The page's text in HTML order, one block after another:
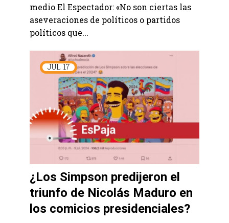
medio El Espectador: «No son ciertas las
aseveraciones de políticos o partidos
políticos que...
JUL 17
¿Los Simpson predijeron el
triunfo de Nicolás Maduro en
los comicios presidenciales?